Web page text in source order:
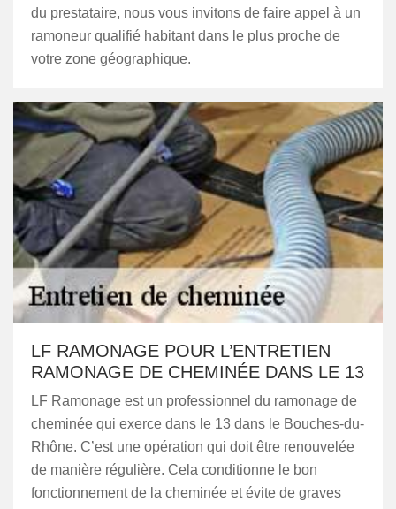
du prestataire, nous vous invitons de faire appel à un
ramoneur qualifié habitant dans le plus proche de
votre zone géographique.
LF RAMONAGE POUR L’ENTRETIEN
RAMONAGE DE CHEMINÉE DANS LE 13
LF Ramonage est un professionnel du ramonage de
cheminée qui exerce dans le 13 dans le Bouches-du-
Rhône. C’est une opération qui doit être renouvelée
de manière régulière. Cela conditionne le bon
fonctionnement de la cheminée et évite de graves